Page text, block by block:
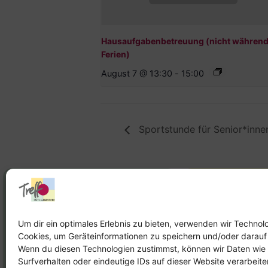
Um dir ein optimales Erlebnis zu bieten, verwenden wir
Cookies, um Geräteinformationen zu speichern und/oder
Wenn du diesen Technologien zustimmst, können wir Daten wie
Surfverhalten oder eindeutige IDs auf dieser Website
Hausaufgabenbetreuung (nicht
Ferien)
August 7 @ 13:30 - 15:00
Sportstunde für
Stadtteilhaus
Tel.:09131-9232777
E-Mail: leitung@treffpunkt-
roethelheimpark.de
Tel.: Telefon:
E-Mail: